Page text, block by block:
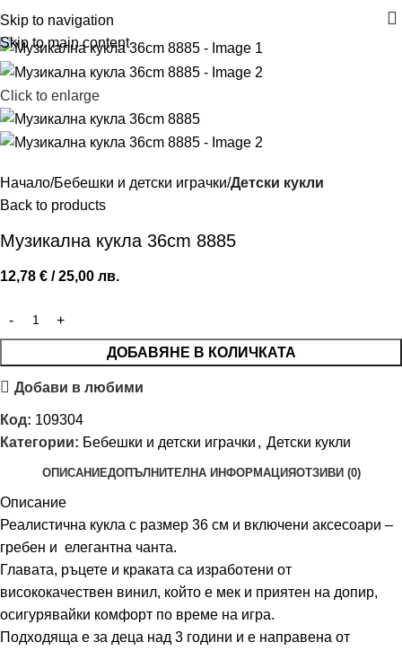
Skip to navigation
Skip to main content
Click to enlarge
Начало Бебешки и детски играчки Детски кукли
Back to products
Музикална кукла 36cm 8885
12,78 € / 25,00 лв.
ДОБАВЯНЕ В КОЛИЧКАТА
Добави в любими
Код: 109304
Категории: Бебешки и детски играчки , Детски кукли
ОПИСАНИЕДОПЪЛНИТЕЛНА ИНФОРМАЦИЯОТЗИВИ (0)
Описание
Реалистична кукла с размер 36 см и включени аксесоари –
гребен и елегантна чанта.
Главата, ръцете и краката са изработени от
висококачествен винил, който е мек и приятен на допир,
осигурявайки комфорт по време на игра.
Подходяща е за деца над 3 години и е направена от